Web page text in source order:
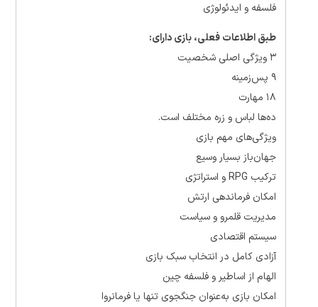
فلسفه و ایدئولوژی
طبق اطلاعات فعلی، بازی دارای:
۳ ویژگی اصلی شخصیت
۹ پس‌زمینه
۱۸ مهارت
ده‌ها لباس و زره مختلف است.
ویژگی‌های مهم بازی
جهان‌باز بسیار وسیع
ترکیب RPG و استراتژی
امکان فرماندهی ارتش
مدیریت قلمرو و سیاست
سیستم اقتصادی
آزادی کامل در انتخاب سبک بازی
الهام از اساطیر و فلسفه چین
امکان بازی به‌عنوان جنگجوی تنها یا فرمانروا